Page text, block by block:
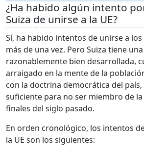
¿Ha habido algún intento
Suiza de unirse a la UE?
Sí, ha habido intentos de unirse a los
más de una vez. Pero Suiza tiene
razonablemente bien desarrollada,
arraigado en la mente de la
con la doctrina democrática del
suficiente para no ser miembro de
finales del siglo pasado.
En orden cronológico, los intentos
la UE son los siguientes: